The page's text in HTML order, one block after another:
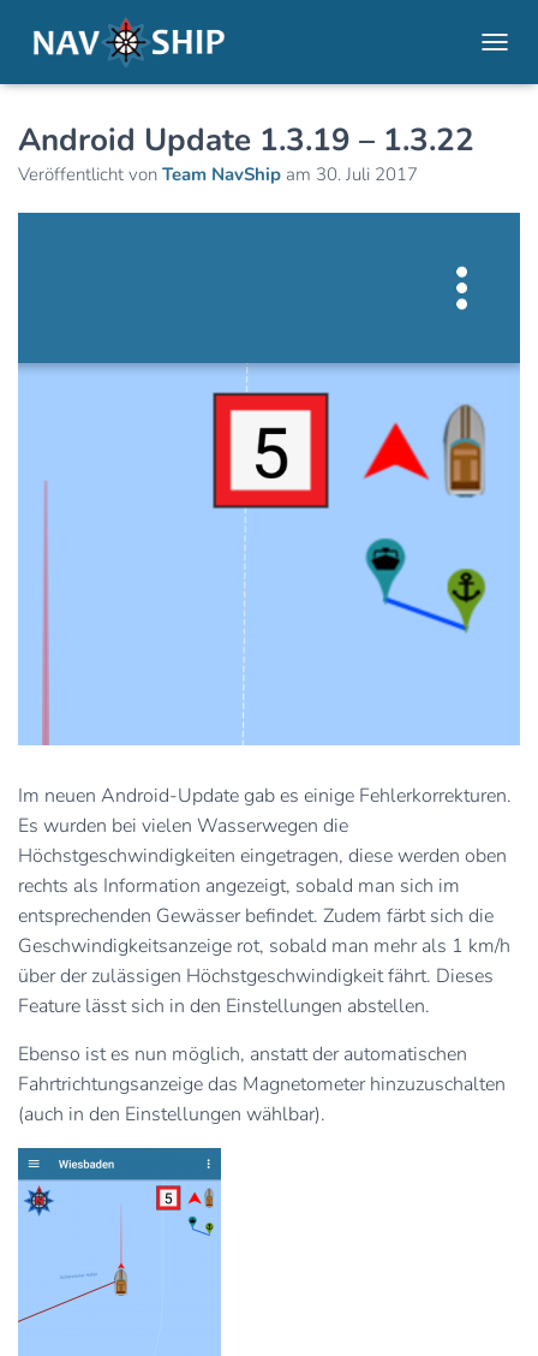
Android Update 1.3.19 – 1.3.22
Veröffentlicht von Team NavShip am 30. Juli 2017
Im neuen Android-Update gab es einige Fehlerkorrekturen.
Es wurden bei vielen Wasserwegen die
Höchstgeschwindigkeiten eingetragen, diese werden oben
rechts als Information angezeigt, sobald man sich im
entsprechenden Gewässer befindet. Zudem färbt sich die
Geschwindigkeitsanzeige rot, sobald man mehr als 1 km/h
über der zulässigen Höchstgeschwindigkeit fährt. Dieses
Feature lässt sich in den Einstellungen abstellen.
Ebenso ist es nun möglich, anstatt der automatischen
Fahrtrichtungsanzeige das Magnetometer hinzuzuschalten
(auch in den Einstellungen wählbar).